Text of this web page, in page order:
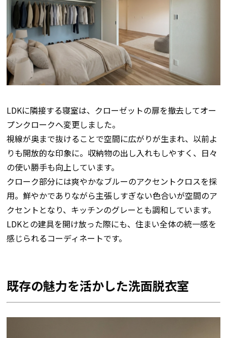
LDKに隣接する寝室は、クローゼットの扉を撤去してオー
プンクロークへ変更しました。
視線が奥まで抜けることで空間に広がりが生まれ、以前よ
りも開放的な印象に。収納物の出し入れもしやすく、日々
の使い勝手も向上しています。
クローク部分には爽やかなブルーのアクセントクロスを採
用。鮮やかでありながら主張しすぎない色合いが空間のア
クセントとなり、キッチンのグレーとも調和しています。
LDKとの建具を開け放った際にも、住まい全体の統一感を
感じられるコーディネートです。
既存の魅力を活かした洗面脱衣室